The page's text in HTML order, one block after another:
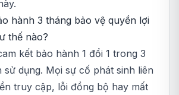
hành 3 tháng bảo vệ quyền lợi
thế nào?
kết bảo hành 1 đổi 1 trong 3
sử dụng. Mọi sự cố phát sinh liên
truy cập, lỗi đồng bộ hay mất